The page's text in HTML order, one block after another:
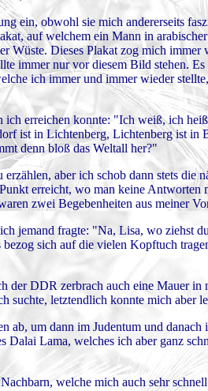
ein, obwohl sie mich andererseits
auf welchem ein Mann in
Wüste. Dieses Plakat zog mich immer
immer nur vor diesem Bild stehen.
ich immer und immer wieder
erreichen konnte: "Ich weiß, ich
ist in Lichtenberg, Lichtenberg ist
denn bloß das Weltall her?"
aber ich schob dann stets die
erreicht, wo man keine Antworten
zwei Begebenheiten aus meiner
jemand fragte: "Na, Lisa, wo ziehst
sich auf die vielen Kopftuch
der DDR zerbrach auch eine Mauer
suchte, letztendlich konnte mich aber
ab, um dann im Judentum und
Lama, welches ich aber ganz
welche mich auch sehr